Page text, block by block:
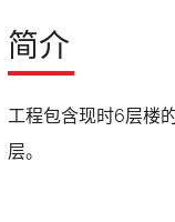
简介
工程包含现时6层楼
层。